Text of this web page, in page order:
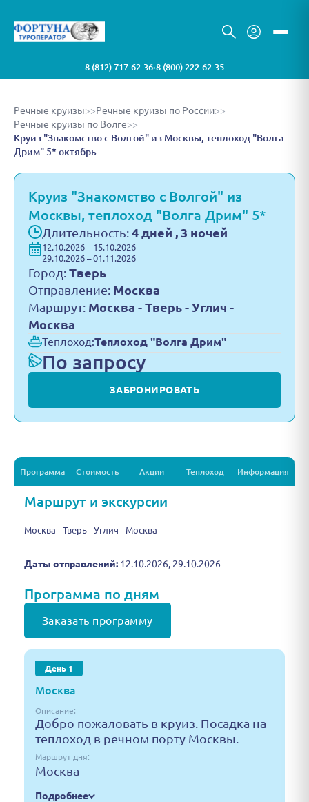
8 (812) 717-62-36•8 (800) 222-62-35
Речные круизы>>Речные круизы по России>>
Речные круизы по Волге>>
Круиз "Знакомство с Волгой" из Москвы, теплоход "Волга
Дрим" 5* октябрь
Круиз "Знакомство с Волгой" из
Москвы, теплоход "Волга Дрим" 5*
Длительность: 4 дней , 3 ночей
12.10.2026 – 15.10.2026
29.10.2026 – 01.11.2026
Город: Тверь
Отправление: Москва
Маршрут: Москва - Тверь - Углич -
Москва
Теплоход:Теплоход "Волга Дрим"
По запросу
ЗАБРОНИРОВАТЬ
Программа Стоимость Акции Теплоход Информация
Маршрут и экскурсии
Москва - Тверь - Углич - Москва
Даты отправлений: 12.10.2026, 29.10.2026
Программа по дням
Заказать программу
День 1
Москва
Описание:
Добро пожаловать в круиз. Посадка на
теплоход в речном порту Москвы.
Маршрут дня:
Москва
Подробнее